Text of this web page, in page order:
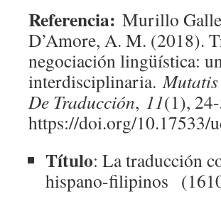
Referencia: Murillo
D’Amore, A. M. (2018).
negociación lingüística:
interdisciplinaria.
De Traducción, 11(1),
https://doi.org/10.17533/
Título: La traducción
hispano-filipinos